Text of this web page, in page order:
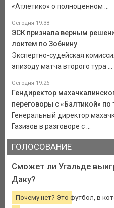
«Атлетико» о полноценном ...
Сегодня 19:38
ЭСК признала верным
локтем по Зобнину
Экспертно-судейская
эпизоду матча второго тура ...
Сегодня 19:26
Гендиректор
переговоры с «Балтикой» по
Генеральный директор
Газизов в разговоре с ...
ГОЛОСОВАНИЕ
Сможет ли Угальде
Даку?
Почему нет? Это футбол, в